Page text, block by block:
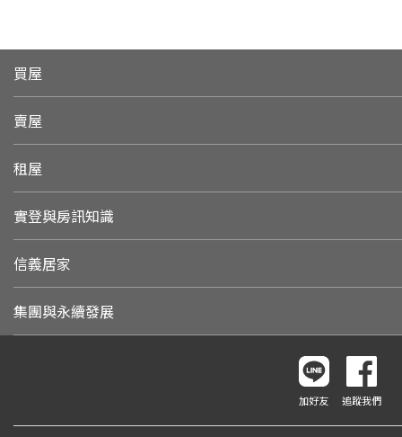
買屋
賣屋
租屋
實登與房訊知識
信義居家
集團與永續發展
加好友 追蹤我們